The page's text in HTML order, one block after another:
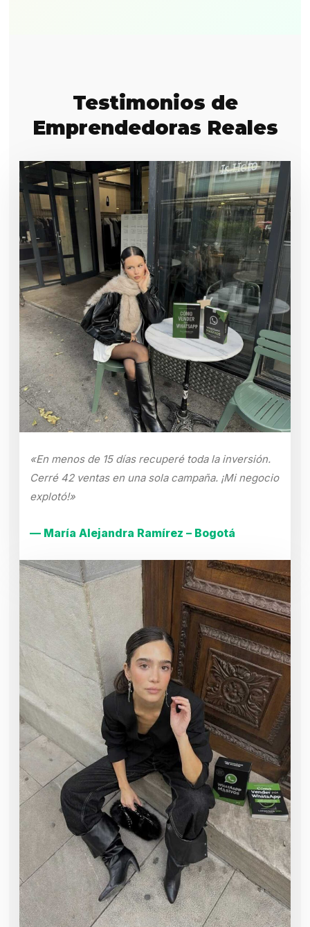
Testimonios de
Emprendedoras Reales
«En menos de 15 días recuperé toda la inversión.
Cerré 42 ventas en una sola campaña. ¡Mi negocio
explotó!»
— María Alejandra Ramírez – Bogotá